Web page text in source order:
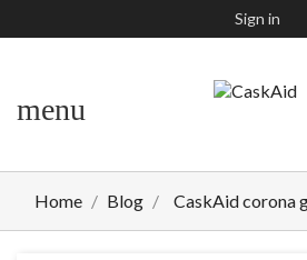
Sign in
menu
Home Blog CaskAid corona